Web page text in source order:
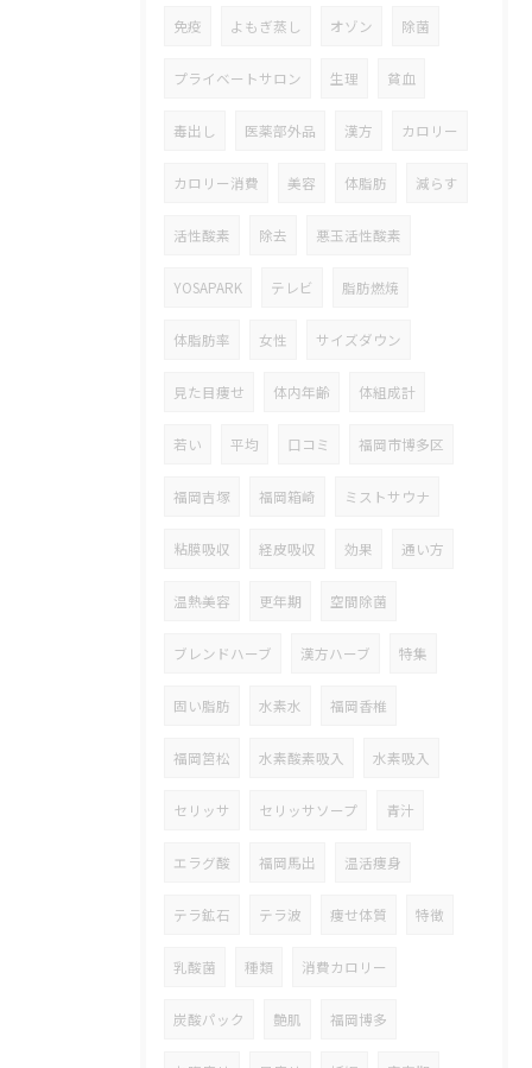
免疫 よもぎ蒸し オゾン 除菌
プライベートサロン 生理 貧血
毒出し 医薬部外品 漢方 カロリー
カロリー消費 美容 体脂肪 減らす
活性酸素 除去 悪玉活性酸素
YOSAPARK テレビ 脂肪燃焼
体脂肪率 女性 サイズダウン
見た目痩せ 体内年齢 体組成計
若い 平均 口コミ 福岡市博多区
福岡吉塚 福岡箱崎 ミストサウナ
粘膜吸収 経皮吸収 効果 通い方
温熱美容 更年期 空間除菌
ブレンドハーブ 漢方ハーブ 特集
固い脂肪 水素水 福岡香椎
福岡筥松 水素酸素吸入 水素吸入
セリッサ セリッサソープ 青汁
エラグ酸 福岡馬出 温活痩身
テラ鉱石 テラ波 痩せ体質 特徴
乳酸菌 種類 消費カロリー
炭酸パック 艶肌 福岡博多